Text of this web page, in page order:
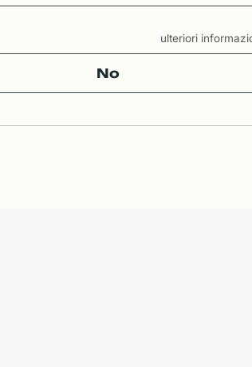
ulteriori
No